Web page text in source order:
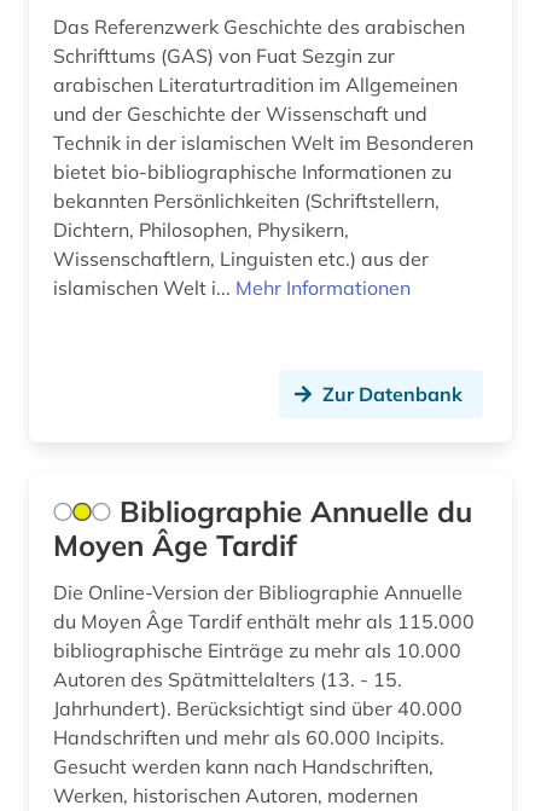
konkordanz (2)
kontrollrat (1)
korolenko (1)
korpus (3)
kriminologie (1)
kritik (2)
krylov (1)
kultur (11)
kulturwissenschaften (8)
kunst (14)
kunstgeschichte (1)
kunststoffe (1)
kurden (1)
kurdisch (1)
Das Referenzwerk Geschichte des arabischen
Schrifttums (GAS) von Fuat Sezgin zur
arabischen Literaturtradition im Allgemeinen
und der Geschichte der Wissenschaft und
Technik in der islamischen Welt im Besonderen
bietet bio-bibliographische Informationen zu
bekannten Persönlichkeiten (Schriftstellern,
Dichtern, Philosophen, Physikern,
Wissenschaftlern, Linguisten etc.) aus der
islamischen Welt i... Mehr Informationen
Zur Datenbank
Bibliographie Annuelle du
Moyen Âge Tardif
Die Online-Version der Bibliographie Annuelle
du Moyen Âge Tardif enthält mehr als 115.000
bibliographische Einträge zu mehr als 10.000
Autoren des Spätmittelalters (13. - 15.
Jahrhundert). Berücksichtigt sind über 40.000
Handschriften und mehr als 60.000 Incipits.
Gesucht werden kann nach Handschriften,
Werken, historischen Autoren, modernen